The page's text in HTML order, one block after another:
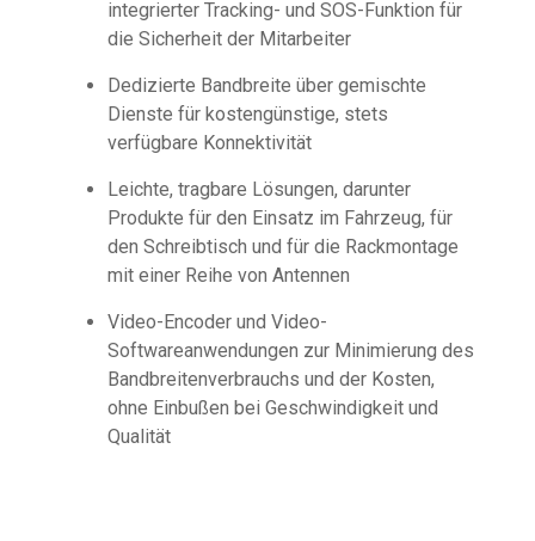
integrierter Tracking- und SOS-Funktion für
die Sicherheit der Mitarbeiter
Dedizierte Bandbreite über gemischte
Dienste für kostengünstige, stets
verfügbare Konnektivität
Leichte, tragbare Lösungen, darunter
Produkte für den Einsatz im Fahrzeug, für
den Schreibtisch und für die Rackmontage
mit einer Reihe von Antennen
Video-Encoder und Video-
Softwareanwendungen zur Minimierung des
Bandbreitenverbrauchs und der Kosten,
ohne Einbußen bei Geschwindigkeit und
Qualität